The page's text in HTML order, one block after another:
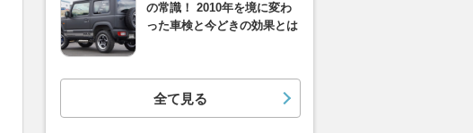
の常識！ 2010年を境に変わ
った車検と今どきの効果とは
全て見る